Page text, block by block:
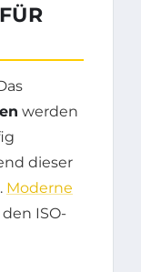
werden
dieser
Moderne
ISO-